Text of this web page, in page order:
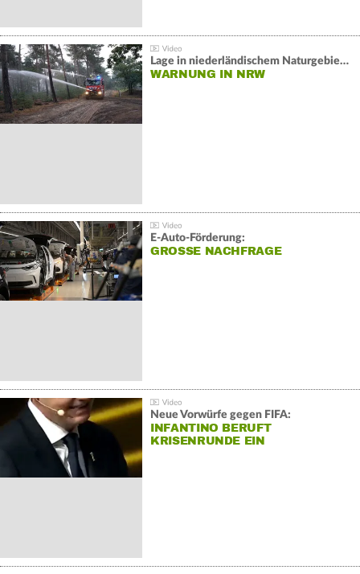
Lage in niederländischem Naturgebiet stabil
WARNUNG IN NRW
E-Auto-Förderung:
GROSSE NACHFRAGE
Neue Vorwürfe gegen FIFA:
INFANTINO BERUFT
KRISENRUNDE EIN